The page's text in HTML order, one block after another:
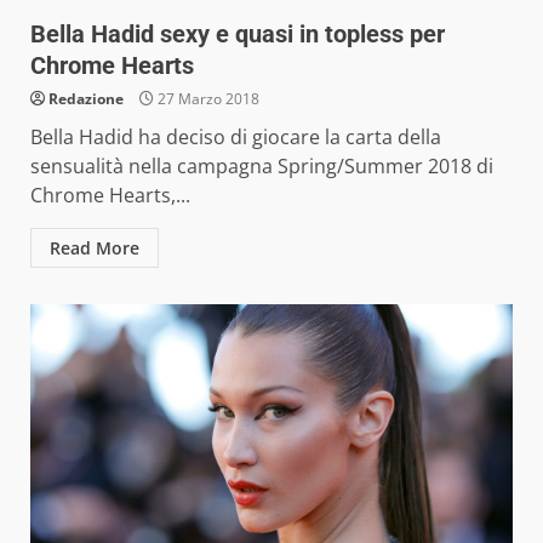
Bella Hadid sexy e quasi in topless per
Chrome Hearts
Redazione 27 Marzo 2018
Bella Hadid ha deciso di giocare la carta della
sensualità nella campagna Spring/Summer 2018 di
Chrome Hearts,...
Read More